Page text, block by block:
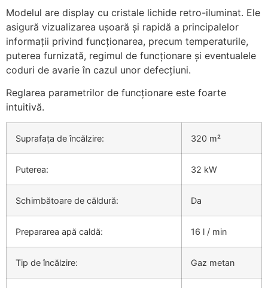
Modelul are display cu cristale lichide retro-iluminat. Ele
asigură vizualizarea ușoară și rapidă a principalelor
informații privind funcționarea, precum temperaturile,
puterea furnizată, regimul de funcționare și eventualele
coduri de avarie în cazul unor defecțiuni.
Reglarea parametrilor de funcționare este foarte
intuitivă.
Suprafața de încălzire: 320 m²
Puterea: 32 kW
Schimbătoare de căldură: Da
Prepararea apă caldă: 16 l / min
Tip de încălzire: Gaz metan